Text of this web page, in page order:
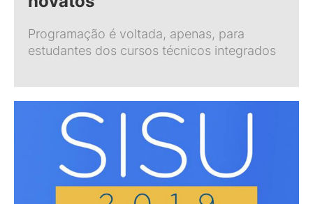
Programação é voltada, apenas, para
estudantes dos cursos técnicos integrados